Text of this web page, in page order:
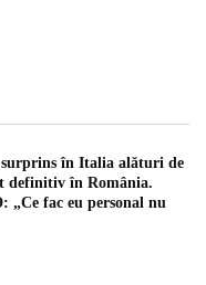
în Italia alături de
definitiv în România.
„Ce fac eu personal nu